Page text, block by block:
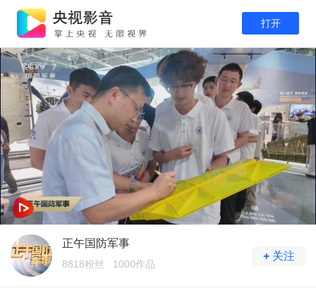
打开
正午国防军事
8818粉丝 1000作品
+关注